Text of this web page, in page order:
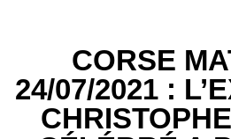
CORSE
24/07/2021 :